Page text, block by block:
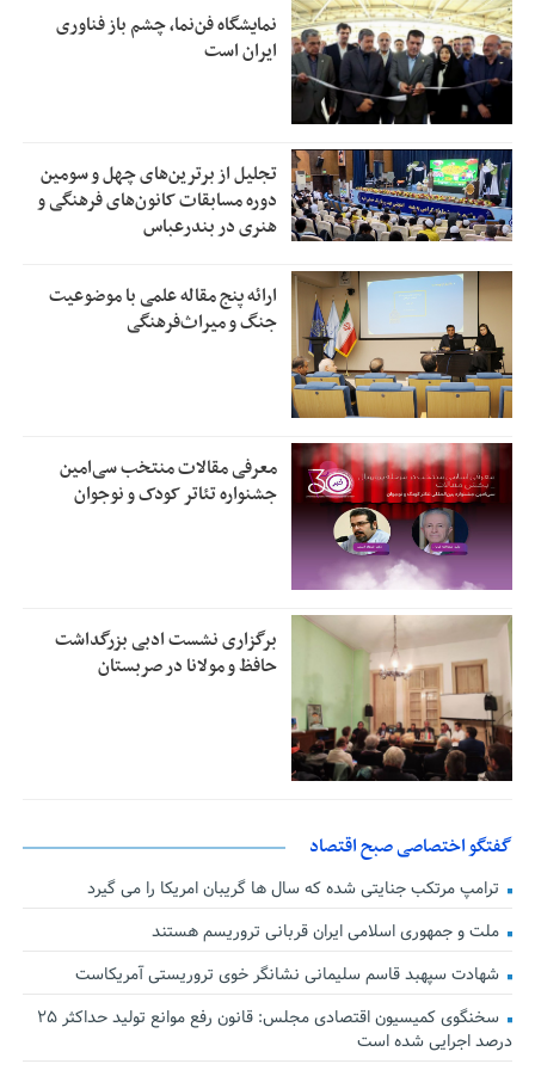
نمایشگاه فن‌نما، چشم باز فناوری
ایران است
تجلیل از بر‌ترین‌های چهل و سومین
دوره مسابقات کانون‌های فرهنگی و
هنری در بندرعباس
ارائه پنج مقاله علمی با موضوعیت
جنگ و میراث‌فرهنگی
معرفی مقالات منتخب سی‌امین
جشنواره تئاتر کودک و نوجوان
برگزاری نشست ادبی بزرگداشت
حافظ و مولانا در صربستان
گفتگو اختصاصی صبح اقتصاد
ترامپ مرتکب جنایتی شده که سال ها گریبان امریکا را می گیرد
ملت و جمهوری اسلامی ایران قربانی تروریسم هستند
شهادت سپهبد قاسم سلیمانی نشانگر خوی تروریستی آمریکاست
سخنگوی کمیسیون اقتصادی مجلس: قانون رفع موانع تولید حداکثر ۲۵
درصد اجرایی شده است